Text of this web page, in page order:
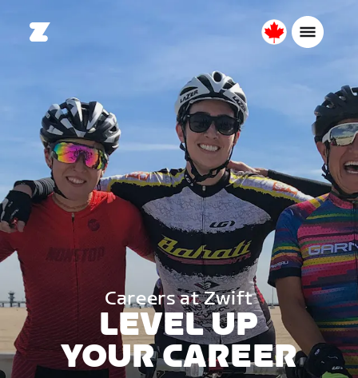
Canada
Careers at Zwift
LEVEL UP
YOUR CAREER